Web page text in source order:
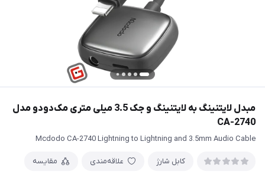
مبدل لایتنینگ به لایتنینگ و جک 3.5 میلی متری مک‌دودو مدل
CA-2740
Mcdodo CA-2740 Lightning to Lightning and 3.5mm Audio Cable
کابل شارژ علاقه‌مندی مقایسه